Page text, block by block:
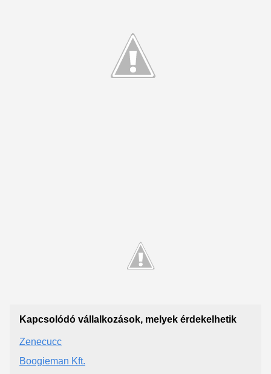
Kapcsolódó vállalkozások, melyek érdekelhetik
Zenecucc
Boogieman Kft.